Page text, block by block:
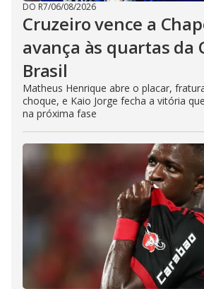
DO R7/06/08/2026
Cruzeiro vence a
avança às quartas da
Brasil
Matheus Henrique abre o placar,
choque, e Kaio Jorge fecha a vitória
na próxima fase